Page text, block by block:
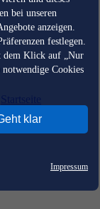
bei unseren
anzeigen.
festlegen.
dem Klick auf „Nur
Cookies
klar
Impressum